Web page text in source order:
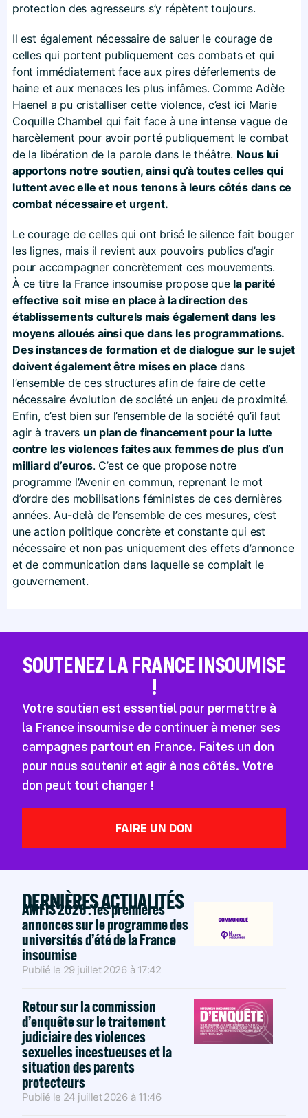
protection des agresseurs s’y répètent toujours.
Il est également nécessaire de saluer le courage de
celles qui portent publiquement ces combats et qui
font immédiatement face aux pires déferlements de
haine et aux menaces les plus infâmes. Comme Adèle
Haenel a pu cristalliser cette violence, c’est ici Marie
Coquille Chambel qui fait face à une intense vague de
harcèlement pour avoir porté publiquement le combat
de la libération de la parole dans le théâtre. Nous lui
apportons notre soutien, ainsi qu’à toutes celles qui
luttent avec elle et nous tenons à leurs côtés dans ce
combat nécessaire et urgent.
Le courage de celles qui ont brisé le silence fait bouger
les lignes, mais il revient aux pouvoirs publics d’agir
pour accompagner concrètement ces mouvements.
À ce titre la France insoumise propose que la parité
effective soit mise en place à la direction des
établissements culturels mais également dans les
moyens alloués ainsi que dans les programmations.
Des instances de formation et de dialogue sur le sujet
doivent également être mises en place dans
l’ensemble de ces structures afin de faire de cette
nécessaire évolution de société un enjeu de proximité.
Enfin, c’est bien sur l’ensemble de la société qu’il faut
agir à travers un plan de financement pour la lutte
contre les violences faites aux femmes de plus d’un
milliard d’euros. C’est ce que propose notre
programme l’Avenir en commun, reprenant le mot
d’ordre des mobilisations féministes de ces dernières
années. Au-delà de l’ensemble de ces mesures, c’est
une action politique concrète et constante qui est
nécessaire et non pas uniquement des effets d’annonce
et de communication dans laquelle se complaît le
gouvernement.
SOUTENEZ LA FRANCE INSOUMISE
!
Votre soutien est essentiel pour permettre à
la France insoumise de continuer à mener ses
campagnes partout en France. Faites un don
pour nous soutenir et agir à nos côtés. Votre
don peut tout changer !
FAIRE UN DON
DERNIÈRES ACTUALITÉS
AMFIS 2026 : les premières
annonces sur le programme des
universités d’été de la France
insoumise
Publié le 29 juillet 2026 à 17:42
Retour sur la commission
d’enquête sur le traitement
judiciaire des violences
sexuelles incestueuses et la
situation des parents
protecteurs
Publié le 24 juillet 2026 à 11:46